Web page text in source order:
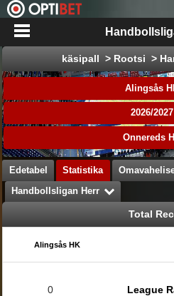
käsipall > Rootsi >
Alingsås
2026/2027
Önnereds
Edetabel Statistika
Handbollsligan Herr
Total
Alingsås HK
0 League